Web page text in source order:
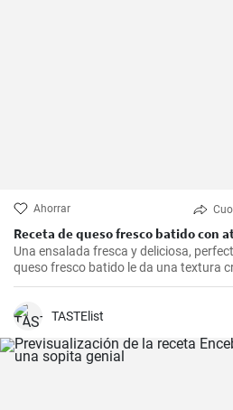
Ahorrar
Receta de queso fresco batido con
Una ensalada fresca y deliciosa,
queso fresco batido le da una textura
que el atún le aporta proteínas con el
TASTElist